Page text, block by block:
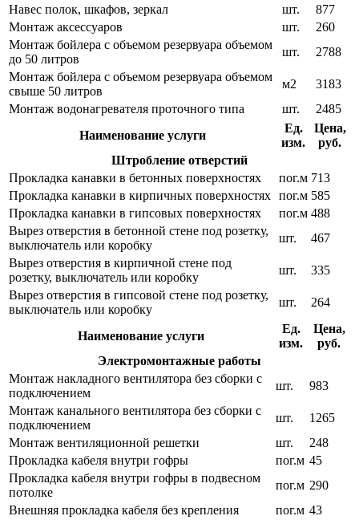
Навес полок, шкафов, зеркал
шт.
877
Монтаж аксессуаров
шт.
260
Монтаж бойлера с объемом резервуара объемом
до 50 литров
шт.
2788
Монтаж бойлера с объемом резервуара объемом
свыше 50 литров
м2
3183
Монтаж водонагревателя проточного типа
шт.
2485
Наименование услуги
Ед.
изм.
Цена,
руб.
Штробление отверстий
Прокладка канавки в бетонных поверхностях
пог.м 713
Прокладка канавки в кирпичных поверхностях пог.м 585
Прокладка канавки в гипсовых поверхностях
пог.м 488
Вырез отверстия в бетонной стене под розетку,
выключатель или коробку
шт.
467
Вырез отверстия в кирпичной стене под
розетку, выключатель или коробку
шт.
335
Вырез отверстия в гипсовой стене под розетку,
выключатель или коробку
шт. 264
Наименование услуги
Ед.
изм.
Цена,
руб.
Электромонтажные работы
Монтаж накладного вентилятора без сборки с
подключением
шт.
983
Монтаж канального вентилятора без сборки с
подключением
шт.
1265
Монтаж вентиляционной решетки
шт.
248
Прокладка кабеля внутри гофры
пог.м 45
Прокладка кабеля внутри гофры в подвесном
потолке
пог.м 290
Внешняя прокладка кабеля без крепления
пог.м 43